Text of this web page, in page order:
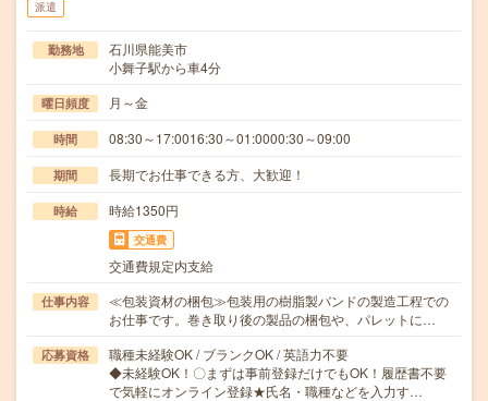
派遣
勤務地
石川県能美市
小舞子駅から車4分
曜日頻度 月～金
時間 08:30～17:0016:30～01:0000:30～09:00
期間 長期でお仕事できる方、大歓迎！
時給 時給1350円
交通費
交通費規定内支給
仕事内容
≪包装資材の梱包≫包装用の樹脂製バンドの製造工程での
お仕事です。巻き取り後の製品の梱包や、パレットに…
応募資格
職種未経験OK / ブランクOK / 英語力不要
◆未経験OK！〇まずは事前登録だけでもOK！履歴書不要
で気軽にオンライン登録★氏名・職種などを入力す…